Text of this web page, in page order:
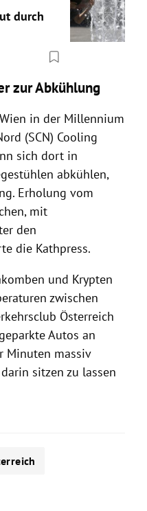
durch
zur Abkühlung
in der Millennium
(SCN) Cooling
sich dort in
abkühlen,
Erholung vom
mit
den
die Kathpress.
und Krypten
zwischen
Österreich
Autos an
Minuten massiv
sitzen zu lassen